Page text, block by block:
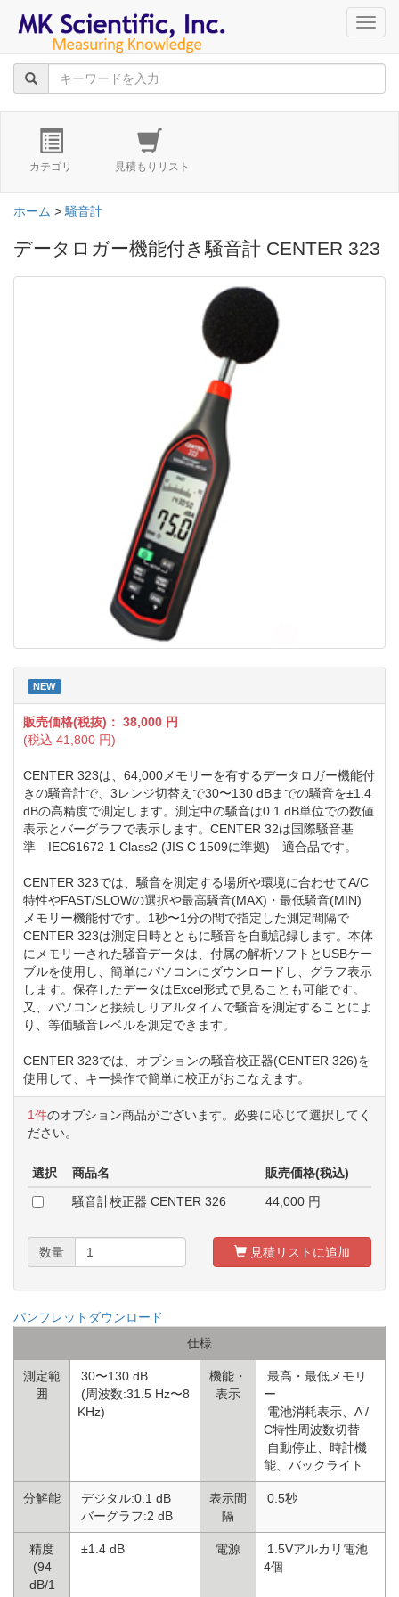
カテゴリ 見積もりリスト
ホーム > 騒音計
データロガー機能付き騒音計 CENTER 323
NEW
販売価格(税抜)： 38,000 円
(税込 41,800 円)
CENTER 323は、64,000メモリーを有するデータロガー機能付
きの騒音計で、3レンジ切替えで30〜130 dBまでの騒音を±1.4
dBの高精度で測定します。測定中の騒音は0.1 dB単位での数値
表示とバーグラフで表示します。CENTER 32は国際騒音基
準 IEC61672-1 Class2 (JIS C 1509に準拠) 適合品です。
CENTER 323では、騒音を測定する場所や環境に合わせてA/C
特性やFAST/SLOWの選択や最高騒音(MAX)・最低騒音(MIN)
メモリー機能付です。1秒〜1分の間で指定した測定間隔で
CENTER 323は測定日時とともに騒音を自動記録します。本体
にメモリーされた騒音データは、付属の解析ソフトとUSBケー
ブルを使用し、簡単にパソコンにダウンロードし、グラフ表示
します。保存したデータはExcel形式で見ることも可能です。
又、パソコンと接続しリアルタイムで騒音を測定することによ
り、等価騒音レベルを測定できます。
CENTER 323では、オプションの騒音校正器(CENTER 326)を
使用して、キー操作で簡単に校正がおこなえます。
1件のオプション商品がございます。必要に応じて選択してく
ださい。
選択 商品名
販売価格(税込)
騒音計校正器 CENTER 326
44,000 円
数量 見積リストに追加
パンフレットダウンロード
仕様
測定範
囲
30〜130 dB
(周波数:31.5 Hz〜8
KHz)
機能・
表示
最高・最低メモリ
ー
電池消耗表示、A /
C特性周波数切替
自動停止、時計機
能、バックライト
分解能
デジタル:0.1 dB
バーグラフ:2 dB
表示間
隔
0.5秒
精度
(94
dB/1
±1.4 dB 電源
1.5Vアルカリ電池
4個